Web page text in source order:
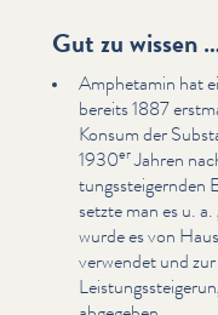
Gut zu wissen
Amphetamin hat
bereits 1887
Konsum der
1930erJahren
tungssteigern­den
setzte man es u.
wurde es von
verwendet und